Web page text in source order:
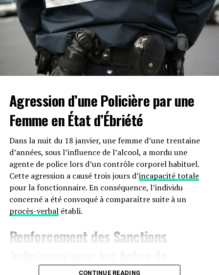
Agression d’une Policière par une
Femme en État d’Ébriété
Dans la nuit du 18 janvier, une femme d’une trentaine
d’années, sous l’influence de l’alcool, a mordu une
agente de police lors d’un contrôle corporel habituel.
Cette agression a causé trois jours d’incapacité totale
pour la fonctionnaire. En conséquence, l’individu
concerné a été convoqué à comparaître suite à un
procès-verbalétabli.
Renforcement des Sanctions
CONTINUE READING